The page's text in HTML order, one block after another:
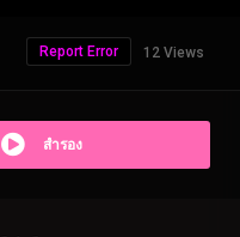
12 Views
Report Error
สำรอง